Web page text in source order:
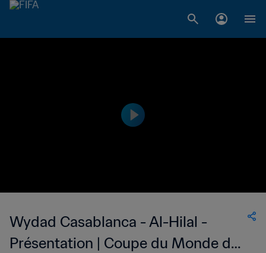
Wydad Casablanca - Al-Hilal -
Présentation | Coupe du Monde des